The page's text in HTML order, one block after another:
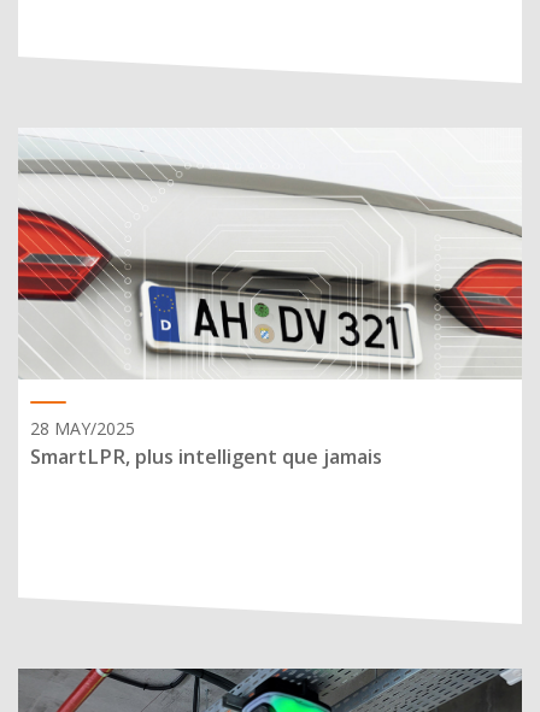
28 MAY/2025
SmartLPR, plus intelligent que jamais